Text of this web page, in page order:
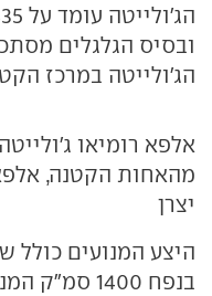
הג'ולייטה במרכז
אלפא רומיאו
מהאחות הקטנה,
יצרן
היצע המנועים כולל